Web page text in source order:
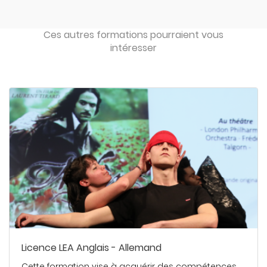
Ces autres formations pourraient vous
intéresser
Licence LEA Anglais - Allemand